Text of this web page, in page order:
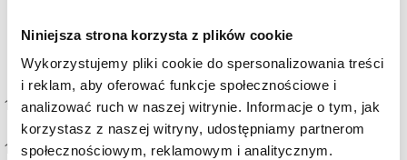
Niniejsza strona korzysta z plików cookie
Wykorzystujemy pliki cookie do spersonalizowania treści
i reklam, aby oferować funkcje społecznościowe i
analizować ruch w naszej witrynie. Informacje o tym, jak
korzystasz z naszej witryny, udostępniamy partnerom
społecznościowym, reklamowym i analitycznym.
czynienia (np. adresów urzędów, urzędników
obsługujących naszą uczelnię, banków, centrów usług
wspólnych, rady instytutu, itp.);
uważaj na spam, a więc niezamawiane wiadomości -
najlepiej kasuj je trwale niezwłocznie po otrzymaniu;
jeśli w korespondencji mailowej przesyłaszdane osobowe